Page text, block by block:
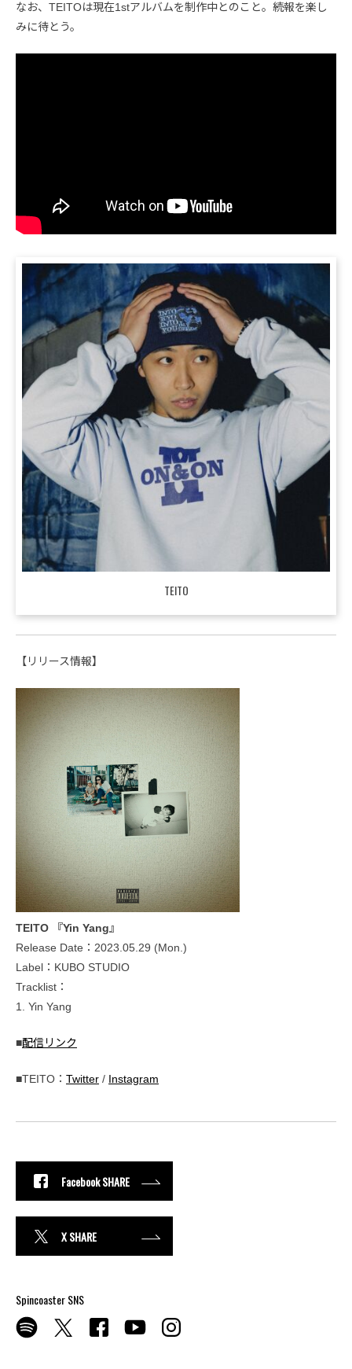
なお、TEITOは現在1stアルバムを制作中とのこと。続報を楽し
みに待とう。
TEITO
【リリース情報】
TEITO 『Yin Yang』
Release Date：2023.05.29 (Mon.)
Label：KUBO STUDIO
Tracklist：
1. Yin Yang
■配信リンク
■TEITO： Twitter / Instagram
Facebook SHARE
X SHARE
Spincoaster SNS